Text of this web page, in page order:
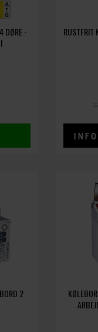
DØRE -
RUSTFRIT
2